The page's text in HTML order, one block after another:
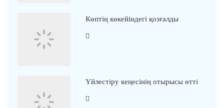
Көптің көкейіндегі қозғалды
Үйлестіру кеңесінің отырысы өтті